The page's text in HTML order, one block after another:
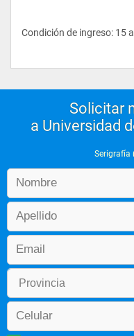
Condición de ingreso: 15
Solicitar
a Universidad
Serigrafía